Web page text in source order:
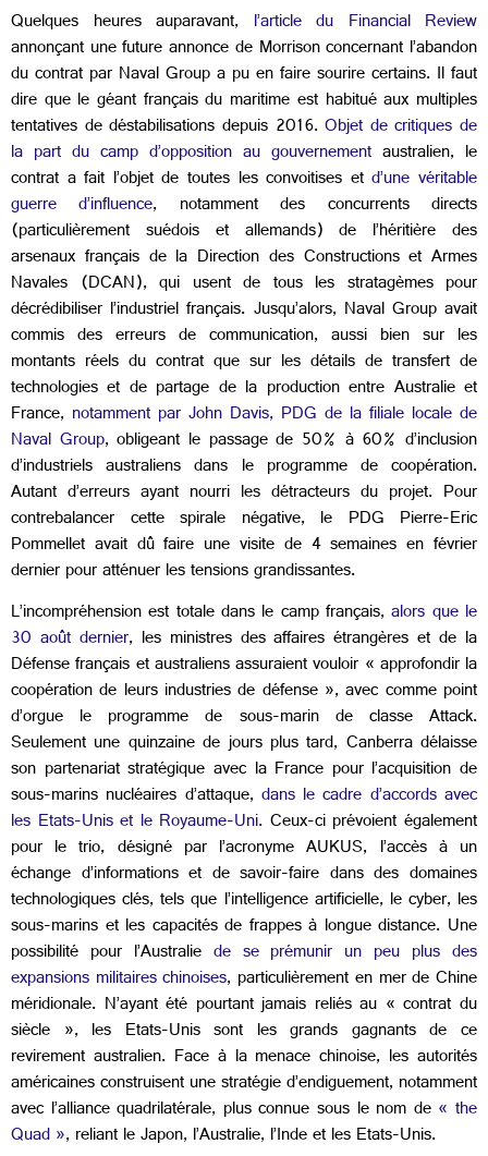
Quelques heures auparavant, l’article du Financial Review
annonçant une future annonce de Morrison concernant l’abandon
du contrat par Naval Group a pu en faire sourire certains. Il faut
dire que le géant français du maritime est habitué aux multiples
tentatives de déstabilisations depuis 2016.Objet de critiques de
la part du camp d’opposition au gouvernement australien, le
contrat a fait l’objet de toutes les convoitises etd’une véritable
guerre d’influence, notamment des concurrents directs
(particulièrement suédois et allemands) de l’héritière des
arsenaux français de la Direction des Constructions et Armes
Navales (DCAN), qui usent de tous les stratagèmes pour
décrédibiliser l’industriel français. Jusqu’alors, Naval Group avait
commis des erreurs de communication, aussi bien sur les
montants réels du contrat que sur les détails de transfert de
technologies et de partage de la production entre Australie et
France, notamment par John Davis, PDG de la filiale locale de
Naval Group, obligeant le passage de 50% à 60% d’inclusion
d’industriels australiens dans le programme de coopération.
Autant d’erreurs ayant nourri les détracteurs du projet. Pour
contrebalancer cette spirale négative, le PDG Pierre-Eric
Pommellet avait dû faire une visite de 4 semaines en février
dernier pour atténuer les tensions grandissantes.
L’incompréhension est totale dans le camp français,alors que le
30 août dernier, les ministres des affaires étrangères et de la
Défense français et australiens assuraient vouloir « approfondir la
coopération de leurs industries de défense », avec comme point
d’orgue le programme de sous-marin de classe Attack.
Seulement une quinzaine de jours plus tard, Canberra délaisse
son partenariat stratégique avec la France pour l’acquisition de
sous-marins nucléaires d’attaque,dans le cadre d’accords avec
les Etats-Unis et le Royaume-Uni. Ceux-ci prévoient également
pour le trio, désigné par l’acronyme AUKUS, l’accès à un
échange d’informations et de savoir-faire dans des domaines
technologiques clés, tels que l’intelligence artificielle, le cyber, les
sous-marins et les capacités de frappes à longue distance. Une
possibilité pour l’Australiede se prémunir un peu plus des
expansions militaires chinoises, particulièrement en mer de Chine
méridionale. N’ayant été pourtant jamais reliés au « contrat du
siècle », les Etats-Unis sont les grands gagnants de ce
revirement australien. Face à la menace chinoise, les autorités
américaines construisent une stratégie d’endiguement, notamment
avec l’alliance quadrilatérale, plus connue sous le nom de « the
Quad », reliant le Japon, l’Australie, l’Inde et les Etats-Unis.